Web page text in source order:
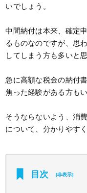
いでしょう。
中間納付は本来、確定
るものなのですが、思
してしまう方も多いと思
急に高額な税金の納付
焦った経験がある方も
そうならないよう、消
について、分かりやす
目次 [非表示]